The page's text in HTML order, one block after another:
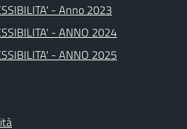
- Anno 2023
- ANNO 2024
- ANNO 2025